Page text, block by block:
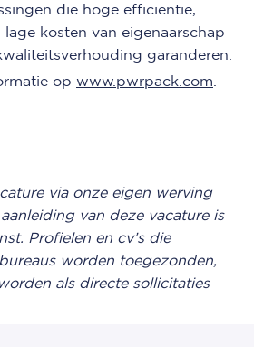
die hoge efficiëntie,
kosten van eigenaarschap
garanderen.
op www.pwrpack.com
via onze eigen werving
van deze vacature is
Profielen en cv’s die
worden toegezonden,
als directe sollicitaties